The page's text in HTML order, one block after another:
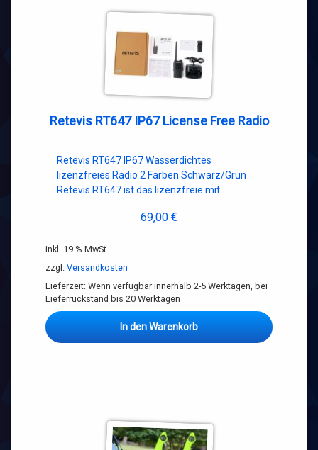
Retevis RT647 IP67 License Free Radio
Retevis RT647 IP67 Wasserdichtes
lizenzfreies Radio 2 Farben Schwarz/Grün
Retevis RT647 ist das lizenzfreie mit…
69,00 €
inkl. 19 % MwSt.
zzgl. Versandkosten
Lieferzeit: Wenn verfügbar innerhalb 2-5 Werktagen, bei
Lieferrückstand bis 20 Werktagen
In den Warenkorb